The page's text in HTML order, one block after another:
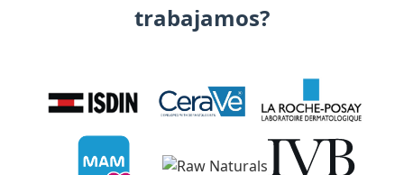
trabajamos?